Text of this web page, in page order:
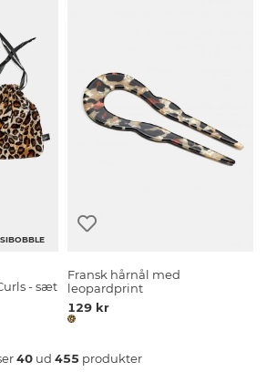
- sæt
Fransk hårnål med
leopardprint
129 kr
40ud 455 produkter